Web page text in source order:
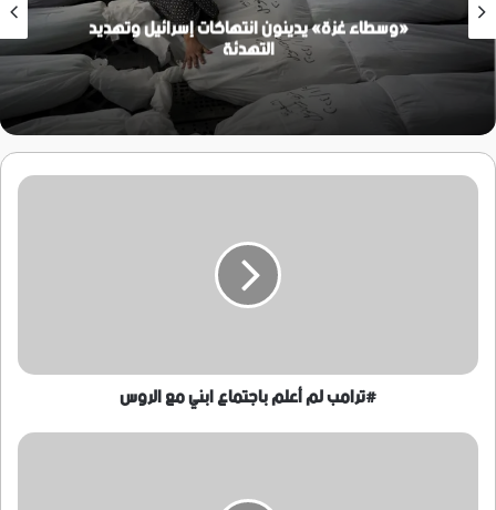
«وسطاء غزة» يدينون انتهاكات إسرائيل وتهديد
التهدئة
#ترامب
#ترامب لم أعلم باجتماع ابني مع الروس
مدير